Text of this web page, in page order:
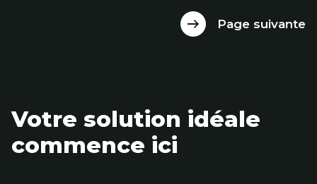
Page suivante
Votre solution idéale
commence ici